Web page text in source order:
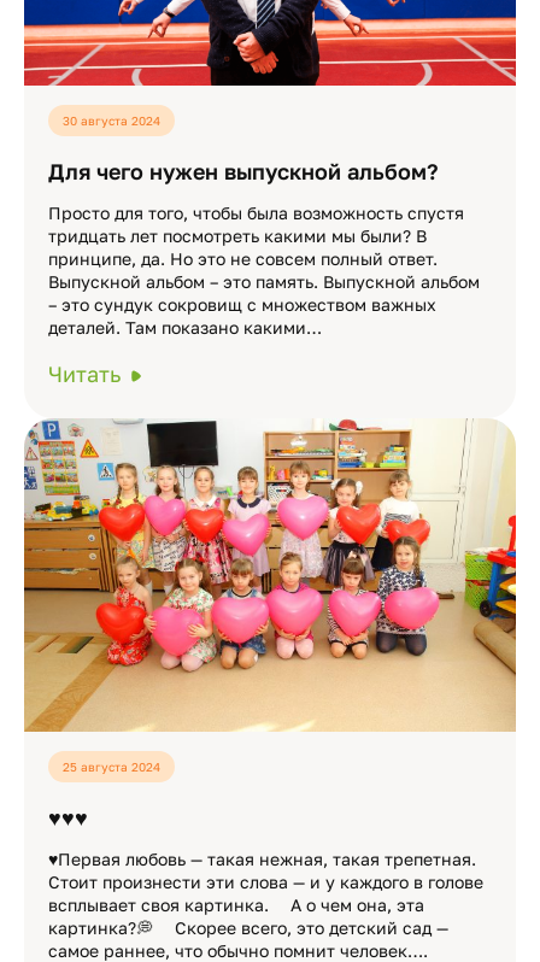
30 августа 2024
Для чего нужен выпускной альбом?
Просто для того, чтобы была возможность спустя
тридцать лет посмотреть какими мы были? В
принципе, да. Но это не совсем полный ответ.
Выпускной альбом – это память. Выпускной альбом
– это сундук сокровищ с множеством важных
деталей. Там показано какими…
Читать
25 августа 2024
♥♥♥
♥Первая любовь — такая нежная, такая трепетная.
Стоит произнести эти слова — и у каждого в голове
всплывает своя картинка. ⠀ А о чем она, эта
картинка?💭 ⠀ Скорее всего, это детский сад —
самое раннее, что обычно помнит человек….